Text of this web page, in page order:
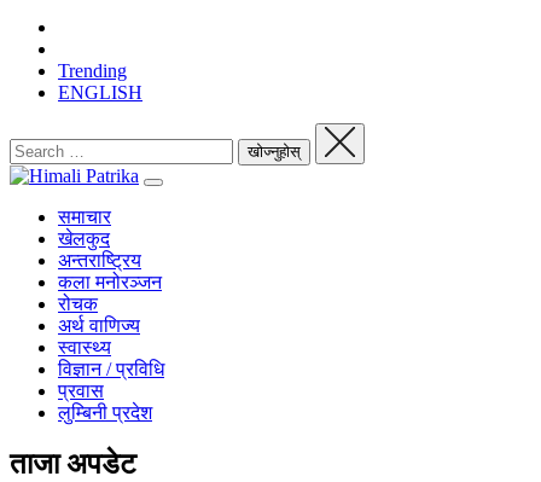
Trending
ENGLISH
समाचार
खेलकुद
अन्तराष्ट्रिय
कला मनोरञ्जन
रोचक
अर्थ वाणिज्य
स्वास्थ्य
विज्ञान / प्रविधि
प्रवास
लुम्बिनी प्रदेश
ताजा अपडेट